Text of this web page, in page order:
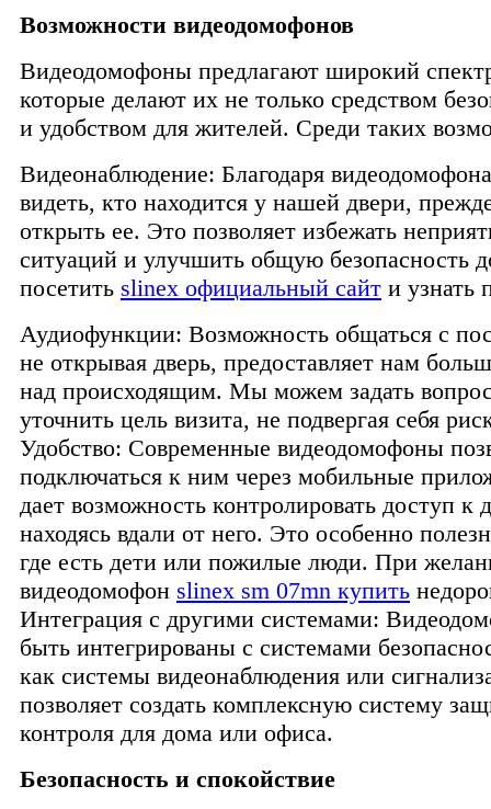
Возможности видеодомофонов
Видеодомофоны предлагают широкий
которые делают их не только средством
и удобством для жителей. Среди таких
Видеонаблюдение: Благодаря
видеть, кто находится у нашей двери,
открыть ее. Это позволяет избежать
ситуаций и улучшить общую безопасность
посетить slinex официальный сайт и узнать
Аудиофункции: Возможность общаться с
не открывая дверь, предоставляет нам
над происходящим. Мы можем задать
уточнить цель визита, не подвергая себя
Удобство: Современные видеодомофоны
подключаться к ним через мобильные
дает возможность контролировать доступ к
находясь вдали от него. Это особенно
где есть дети или пожилые люди. При
видеодомофон slinex sm 07mn купить
Интеграция с другими системами:
быть интегрированы с системами
как системы видеонаблюдения или
позволяет создать комплексную систему
контроля для дома или офиса.
Безопасность и спокойствие